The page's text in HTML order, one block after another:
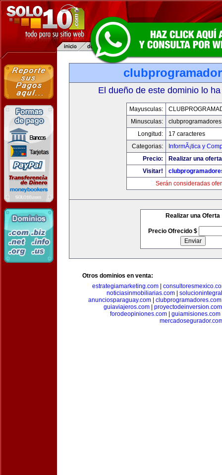
El dueño de este dominio lo
Mayusculas:
Minusculas:
Longitud:
17 caracteres
Categorias:
InformÃ¡tica y
Precio:
Realizar una
Visitar!
Serán consideradas
Realizar una Oferta
Precio Ofrecido $
Otros dominios en venta:
estrategiamarketing.com|
noticiasinmobiliarias.com
anunciosparaguay.com
clubprogramadores.com
guiaviajeros.com| proyectodeinversion.com
forodeopiniones.com
guiamisiones.com